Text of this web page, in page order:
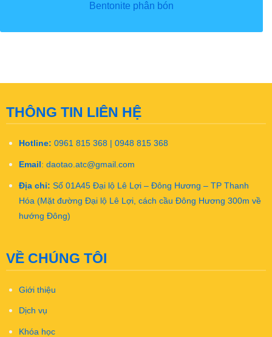
Bentonite phân bón
THÔNG TIN LIÊN HỆ
Hotline: 0961 815 368 | 0948 815 368
Email : daotao.atc@gmail.com
Địa chỉ: Số 01A45 Đại lộ Lê Lợi – Đông Hương – TP Thanh
Hóa (Mặt đường Đại lộ Lê Lợi, cách cầu Đông Hương 300m về
hướng Đông)
VỀ CHÚNG TÔI
Giới thiệu
Dịch vụ
Khóa học